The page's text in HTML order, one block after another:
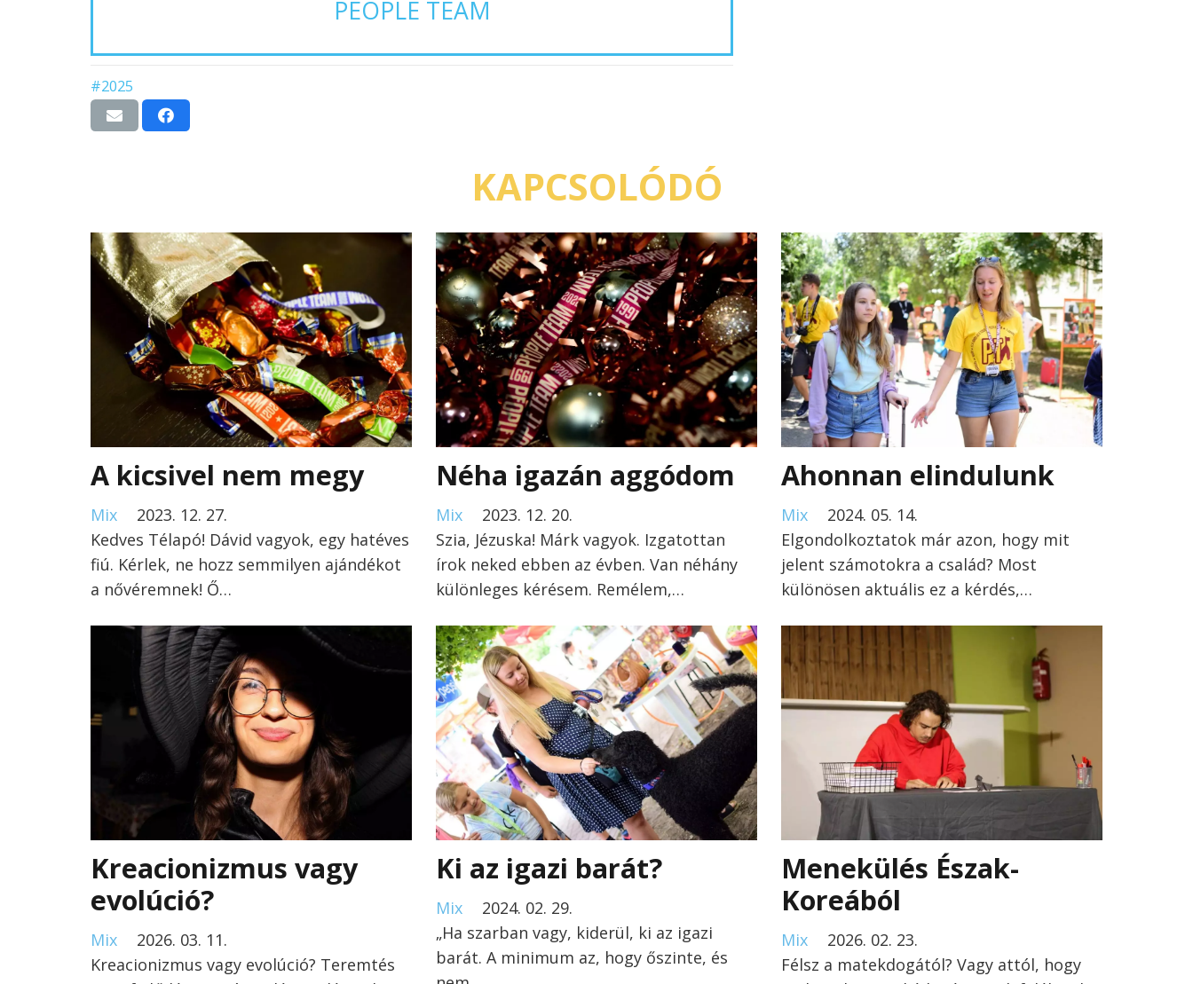
PEOPLE TEAM
#2025
KAPCSOLÓDÓ
A kicsivel nem megy
Mix
2023. 12. 27.
Kedves Télapó! Dávid vagyok, egy hatéves
fiú. Kérlek, ne hozz semmilyen ajándékot
a nővéremnek! Ő…
Néha igazán aggódom
Mix
2023. 12. 20.
Szia, Jézuska! Márk vagyok. Izgatottan
írok neked ebben az évben. Van néhány
különleges kérésem. Remélem,…
Ahonnan elindulunk
Mix
2024. 05. 14.
Elgondolkoztatok már azon, hogy mit
jelent számotokra a család? Most
különösen aktuális ez a kérdés,…
Kreacionizmus vagy
evolúció?
Mix
2026. 03. 11.
Kreacionizmus vagy evolúció? Teremtés
Ki az igazi barát?
Mix
2024. 02. 29.
„Ha szarban vagy, kiderül, ki az igazi
barát. A minimum az, hogy őszinte, és
Menekülés Észak-
Koreából
Mix
2026. 02. 23.
Félsz a matekdogától? Vagy attól, hogy